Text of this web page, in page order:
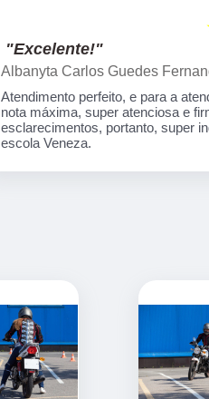
"Excelente!"
Albanyta Carlos Guedes
Atendimento perfeito, e para a
nota máxima, super atenciosa e
esclarecimentos, portanto, super
escola Veneza.